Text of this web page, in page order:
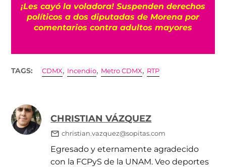
¡Les cayó la voladora! Suspenden derechos
políticos a dos diputadas de Morena por
comentarios contra adultos mayores
TAGS: CDMX, Incendio, Metro CDMX, RTP
CHRISTIAN VÁZQUEZ
christian.vazquez@sopitas.com
Egresado y eternamente agradecido
con la FCPyS de la UNAM. Veo deportes